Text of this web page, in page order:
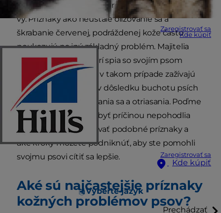
Zaregistrovať sa
Kde kúpiť
Zaregistrovať sa
Kde kúpiť
Vyberte jazyk
Prechádzať
pre neho, najmä ak spí v rovnakej miestnosti ako
vy. Príznaky ako neustále olizovanie sa a
škrabanie červenej, podráždenej kože často
poukazujú na iný základný problém. Majitelia
domácich zvierat, ktorí spia so svojím psom
alebo v jeho blízkosti, v takom prípade zažívajú
prerušovaný spánok v dôsledku buchotu psích
labiek a zvukov škrabania sa a otriasania. Poďme
preskúmať, čo môže byť príčinou nepohodlia
vášho psa, ako rozlišovať podobné príznaky a
aké kroky môžete podniknúť, aby ste pomohli
svojmu psovi cítiť sa lepšie.
Aké sú najčastejšie príznaky
kožných problémov psov?